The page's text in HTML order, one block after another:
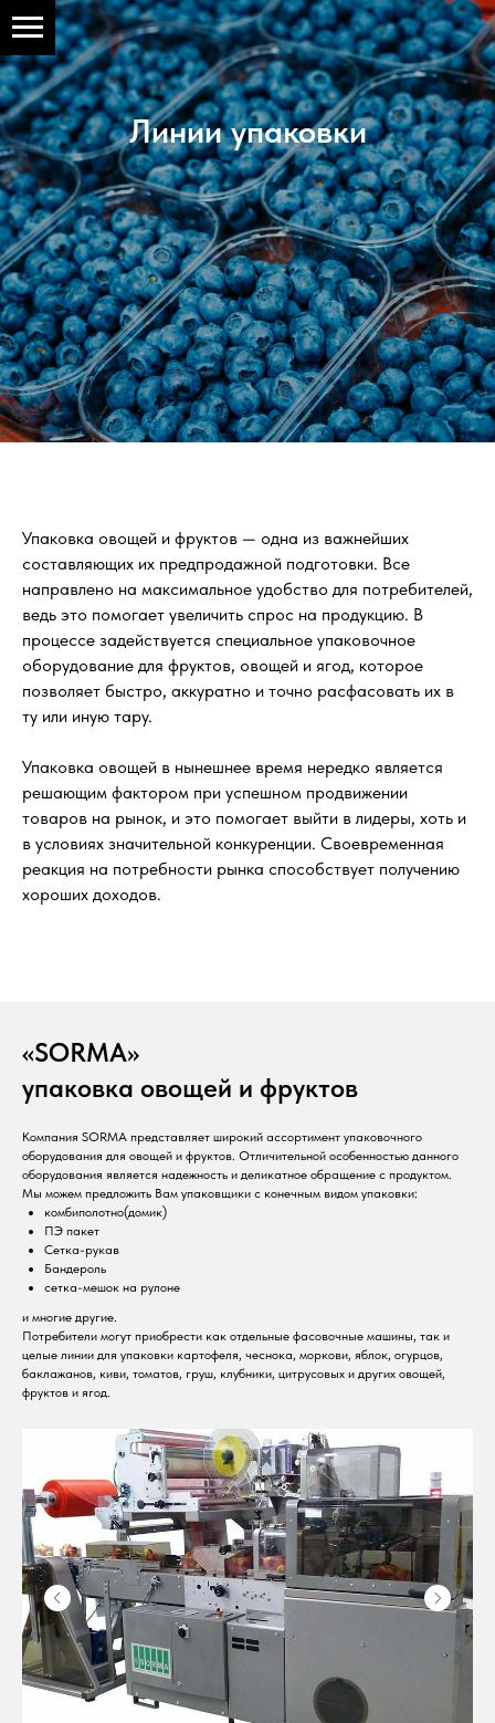
Линии упаковки
Упаковка овощей и фруктов — одна из важнейших
составляющих их предпродажной подготовки. Все
направлено на максимальное удобство для потребителей,
ведь это помогает увеличить спрос на продукцию. В
процессе задействуется специальное упаковочное
оборудование для фруктов, овощей и ягод, которое
позволяет быстро, аккуратно и точно расфасовать их в
ту или иную тару.
Упаковка овощей в нынешнее время нередко является
решающим фактором при успешном продвижении
товаров на рынок, и это помогает выйти в лидеры, хоть и
в условиях значительной конкуренции. Своевременная
реакция на потребности рынка способствует получению
хороших доходов.
«SORMA»
упаковка овощей и фруктов
Компания SORMA представляет широкий ассортимент упаковочного
оборудования для овощей и фруктов. Отличительной особенностью данного
оборудования является надежность и деликатное обращение с продуктом.
Мы можем предложить Вам упаковщики с конечным видом упаковки:
комбиполотно(домик)
ПЭ пакет
Сетка-рукав
Бандероль
сетка-мешок на рулоне
и многие другие.
Потребители могут приобрести как отдельные фасовочные машины, так и
целые линии для упаковки картофеля, чеснока, моркови, яблок, огурцов,
баклажанов, киви, томатов, груш, клубники, цитрусовых и других овощей,
фруктов и ягод.